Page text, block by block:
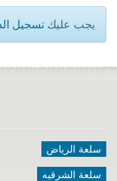
يجب عليك تسجيل
سلعة الرياض
سلعة الشرقيه